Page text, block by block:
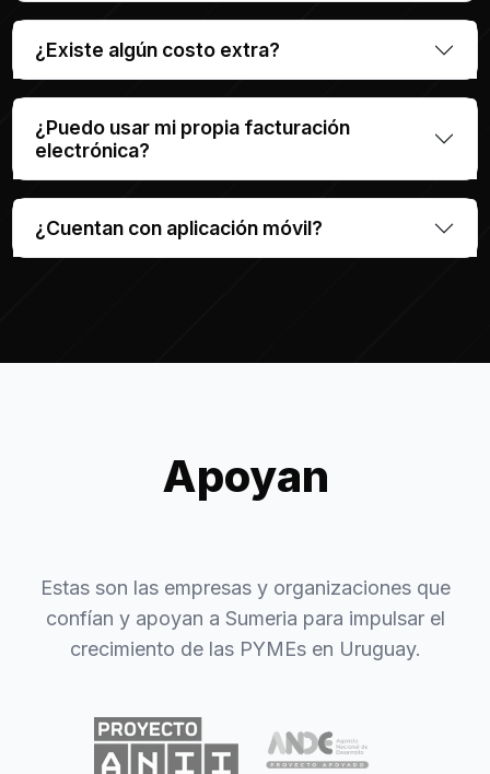
¿Existe algún costo extra?
¿Puedo usar mi propia facturación
electrónica?
¿Cuentan con aplicación móvil?
Apoyan
Estas son las empresas y organizaciones que
confían y apoyan a Sumeria para impulsar el
crecimiento de las PYMEs en Uruguay.